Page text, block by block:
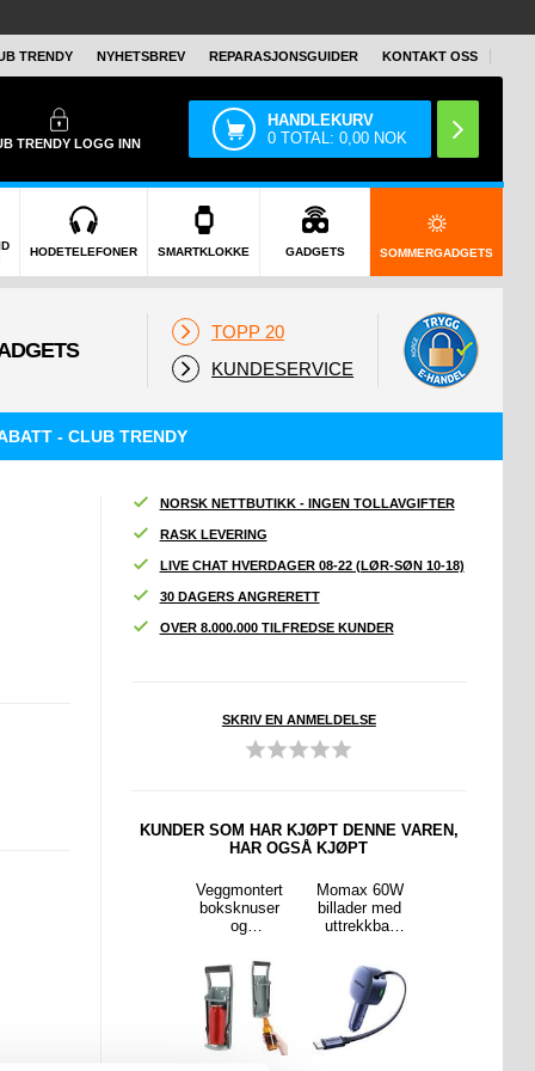
TRENDY NYHETSBREV REPARASJONSGUIDER KONTAKT OSS
TRENDYLOGG INN
HANDLEKURV
0 TOTAL:0,00 NOK
HODETELEFONER SMARTKLOKKE GADGETS SOMMERGADGETS
TOPP 20
KUNDESERVICE
- CLUB TRENDY
NORSK NETTBUTIKK - INGEN TOLLAVGIFTER
RASK LEVERING
LIVE CHAT HVERDAGER 08-22 (LØR-SØN 10-18)
30 DAGERS ANGRERETT
OVER 8.000.000 TILFREDSE KUNDER
SKRIV EN ANMELDELSE
KUNDER SOM HAR KJØPT DENNE VAREN,
HAR OGSÅ KJØPT
Veggmontert
boksknuser
og
grå
Momax 60W
billader med
uttrekkbar
- mørkegrå